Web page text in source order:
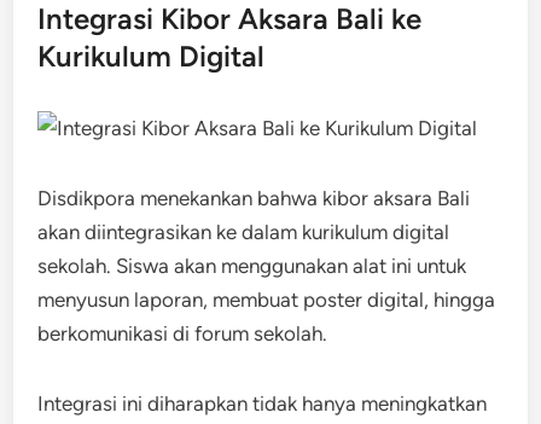
Integrasi Kibor Aksara Bali ke
Kurikulum Digital
Disdikpora menekankan bahwa kibor aksara Bali
akan diintegrasikan ke dalam kurikulum digital
sekolah. Siswa akan menggunakan alat ini untuk
menyusun laporan, membuat poster digital, hingga
berkomunikasi di forum sekolah.
Integrasi ini diharapkan tidak hanya meningkatkan